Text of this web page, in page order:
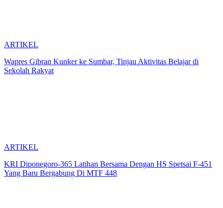
ARTIKEL
Wapres Gibran Kunker ke Sumbar, Tinjau Aktivitas Belajar di
Sekolah Rakyat
ARTIKEL
KRI Diponegoro-365 Latihan Bersama Dengan HS Spetsai F-451
Yang Baru Bergabung Di MTF 448